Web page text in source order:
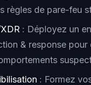
règles de pare-feu
: Déployez un
& response pour
: Formez